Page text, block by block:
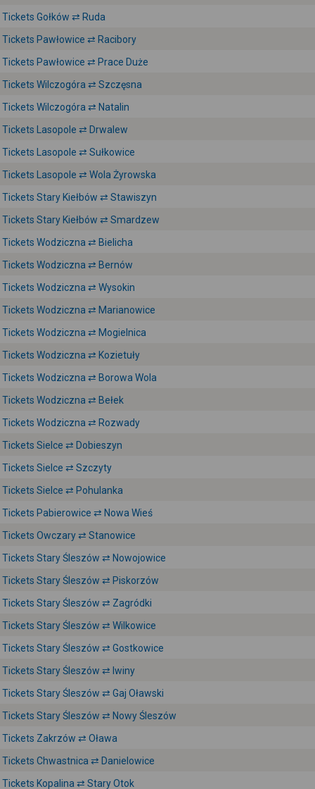
Tickets Gołków ⇄ Ruda
Tickets Pawłowice ⇄ Racibory
Tickets Pawłowice ⇄ Prace Duże
Tickets Wilczogóra ⇄ Szczęsna
Tickets Wilczogóra ⇄ Natalin
Tickets Lasopole ⇄ Drwalew
Tickets Lasopole ⇄ Sułkowice
Tickets Lasopole ⇄ Wola Żyrowska
Tickets Stary Kiełbów ⇄ Stawiszyn
Tickets Stary Kiełbów ⇄ Smardzew
Tickets Wodziczna ⇄ Bielicha
Tickets Wodziczna ⇄ Bernów
Tickets Wodziczna ⇄ Wysokin
Tickets Wodziczna ⇄ Marianowice
Tickets Wodziczna ⇄ Mogielnica
Tickets Wodziczna ⇄ Kozietuły
Tickets Wodziczna ⇄ Borowa Wola
Tickets Wodziczna ⇄ Bełek
Tickets Wodziczna ⇄ Rozwady
Tickets Sielce ⇄ Dobieszyn
Tickets Sielce ⇄ Szczyty
Tickets Sielce ⇄ Pohulanka
Tickets Pabierowice ⇄ Nowa Wieś
Tickets Owczary ⇄ Stanowice
Tickets Stary Śleszów ⇄ Nowojowice
Tickets Stary Śleszów ⇄ Piskorzów
Tickets Stary Śleszów ⇄ Zagródki
Tickets Stary Śleszów ⇄ Wilkowice
Tickets Stary Śleszów ⇄ Gostkowice
Tickets Stary Śleszów ⇄ Iwiny
Tickets Stary Śleszów ⇄ Gaj Oławski
Tickets Stary Śleszów ⇄ Nowy Śleszów
Tickets Zakrzów ⇄ Oława
Tickets Chwastnica ⇄ Danielowice
Tickets Kopalina ⇄ Stary Otok